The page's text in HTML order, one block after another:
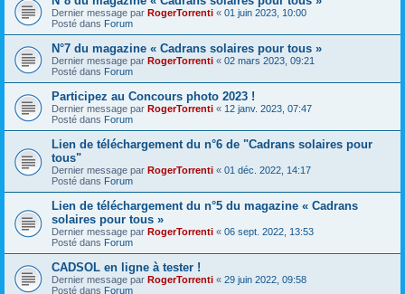
Dernier message par RogerTorrenti « 01 juin 2023, 10:00
Posté dans Forum
N°7 du magazine « Cadrans solaires pour tous »
Dernier message par RogerTorrenti « 02 mars 2023, 09:21
Posté dans Forum
Participez au Concours photo 2023 !
Dernier message par RogerTorrenti « 12 janv. 2023, 07:47
Posté dans Forum
Lien de téléchargement du n°6 de "Cadrans solaires pour
tous"
Dernier message par RogerTorrenti « 01 déc. 2022, 14:17
Posté dans Forum
Lien de téléchargement du n°5 du magazine « Cadrans
solaires pour tous »
Dernier message par RogerTorrenti « 06 sept. 2022, 13:53
Posté dans Forum
CADSOL en ligne à tester !
Dernier message par RogerTorrenti « 29 juin 2022, 09:58
Posté dans Forum